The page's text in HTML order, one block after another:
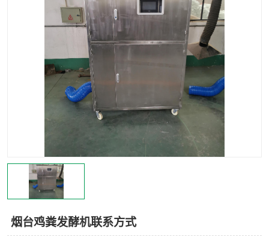
烟台鸡粪发酵机联系方式
纳米膜好氧发酵堆肥机 粪污烘干酶体机
纳米膜发酵
膜式发酵仓 分子膜堆肥仓
分子膜发酵堆肥设备